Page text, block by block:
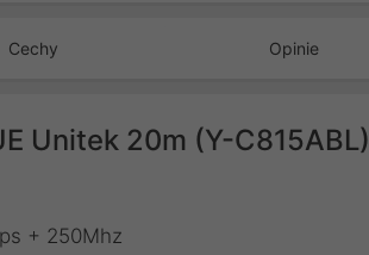
Cechy Opinie
Unitek 20m (Y-C815ABL)
+ 250Mhz